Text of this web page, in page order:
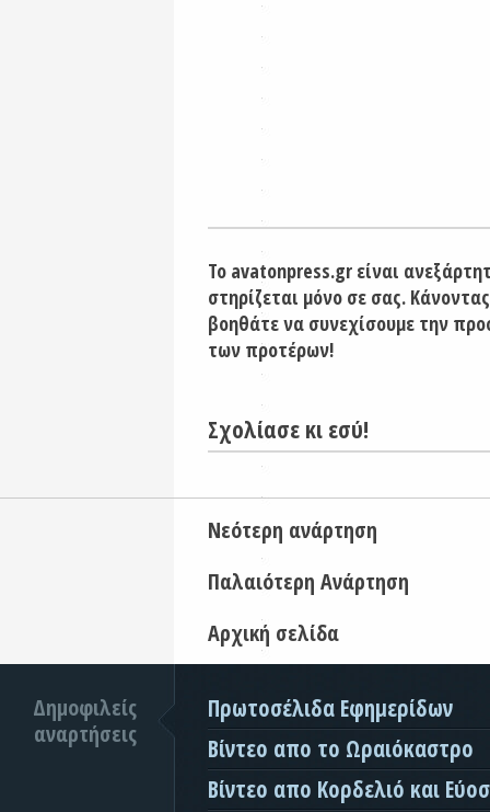
Το avatonpress.gr είναι
στηρίζεται μόνο σε σας.
βοηθάτε να συνεχίσουμε την
των προτέρων!
Σχολίασε κι εσύ!
Νεότερη ανάρτηση
Παλαιότερη Ανάρτηση
Αρχική σελίδα
Δημοφιλείς
αναρτήσεις
Πρωτοσέλιδα Εφημερίδων
Βίντεο απο το Ωραιόκαστρο
Βίντεο απο Κορδελιό και